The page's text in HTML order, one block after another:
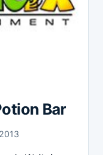
Bar